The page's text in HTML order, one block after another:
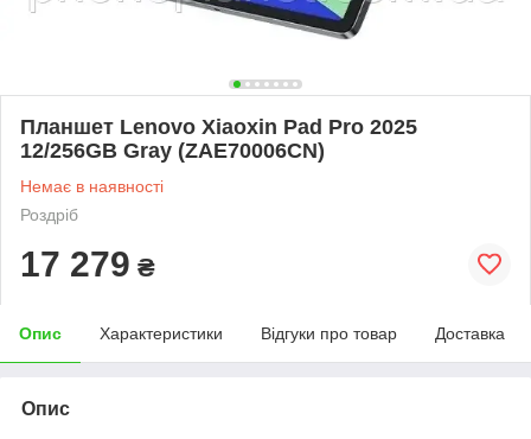
Планшет Lenovo Xiaoxin Pad Pro 2025
12/256GB Gray (ZAE70006CN)
Немає в наявності
Роздріб
17 279 ₴
Опис Характеристики Відгуки про товар Доставка
Опис